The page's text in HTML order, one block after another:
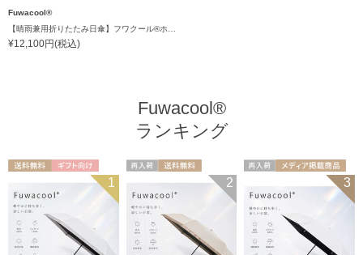
Fuwacool®
¥12,100円(税込)
Fuwacool®
ランキング
ギフト向け
1 2
メディア掲載商 3